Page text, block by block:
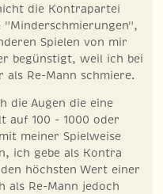
die Kontrapartei
Spielen von mir
begünstigt, weil ich bei
als Re-Mann schmiere.
die Augen die eine
auf 100 - 1000 oder
meiner Spielweise
ich gebe als Kontra
höchsten Wert einer
als Re-Mann jedoch